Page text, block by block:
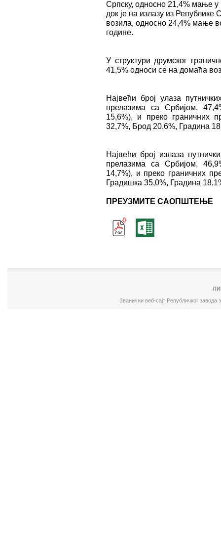
Српску, односно 21,4% мање у
док је на излазу из
возила, односно 24,4% мање
године.
У структури друмског
41,5% односи се на домаћа
Највећи број улаза
прелазима са Србијом,
15,6%), и преко граничних
32,7%, Брод 20,6%, Градина
Највећи број излаза
прелазима са Србијом,
14,7%), и преко граничних
Градишка 35,0%, Градина
ПРЕУЗМИТЕ САОПШТЕЊЕ
Званични веб-сајт Републичког